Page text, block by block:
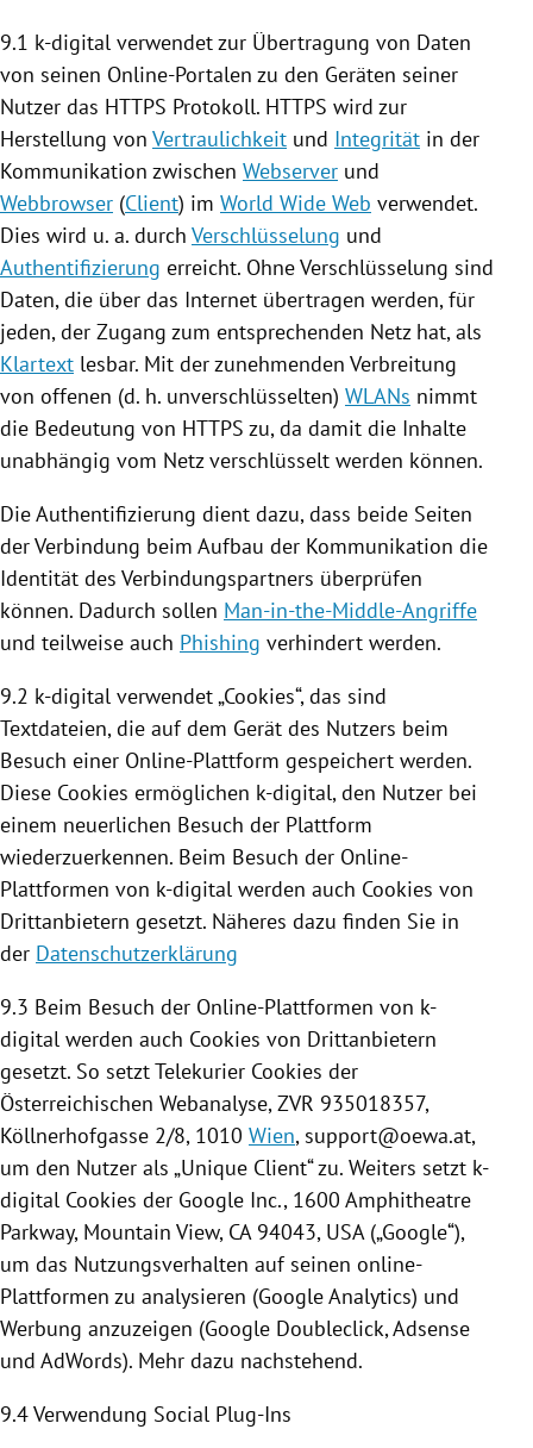
9.1 k-digital verwendet zur Übertragung von Daten
von seinen Online-Portalen zu den Geräten seiner
Nutzer das HTTPS Protokoll. HTTPS wird zur
Herstellung von Vertraulichkeit und Integrität in der
Kommunikation zwischen Webserver und
Webbrowser (Client) im World Wide Web verwendet.
Dies wird u. a. durch Verschlüsselung und
Authentifizierung erreicht. Ohne Verschlüsselung sind
Daten, die über das Internet übertragen werden, für
jeden, der Zugang zum entsprechenden Netz hat, als
Klartext lesbar. Mit der zunehmenden Verbreitung
von offenen (d. h. unverschlüsselten) WLANs nimmt
die Bedeutung von HTTPS zu, da damit die Inhalte
unabhängig vom Netz verschlüsselt werden können.
Die Authentifizierung dient dazu, dass beide Seiten
der Verbindung beim Aufbau der Kommunikation die
Identität des Verbindungspartners überprüfen
können. Dadurch sollen Man-in-the-Middle-Angriffe
und teilweise auch Phishing verhindert werden.
9.2 k-digital verwendet „Cookies“, das sind
Textdateien, die auf dem Gerät des Nutzers beim
Besuch einer Online-Plattform gespeichert werden.
Diese Cookies ermöglichen k-digital, den Nutzer bei
einem neuerlichen Besuch der Plattform
wiederzuerkennen. Beim Besuch der Online-
Plattformen von k-digital werden auch Cookies von
Drittanbietern gesetzt. Näheres dazu finden Sie in
der Datenschutzerklärung
9.3 Beim Besuch der Online-Plattformen von k-
digital werden auch Cookies von Drittanbietern
gesetzt. So setzt Telekurier Cookies der
Österreichischen Webanalyse, ZVR 935018357,
Köllnerhofgasse 2/8, 1010 Wien, support@oewa.at,
um den Nutzer als „Unique Client“ zu. Weiters setzt k-
digital Cookies der Google Inc., 1600 Amphitheatre
Parkway, Mountain View, CA 94043, USA („Google“),
um das Nutzungsverhalten auf seinen online-
Plattformen zu analysieren (Google Analytics) und
Werbung anzuzeigen (Google Doubleclick, Adsense
und AdWords). Mehr dazu nachstehend.
9.4 Verwendung Social Plug-Ins